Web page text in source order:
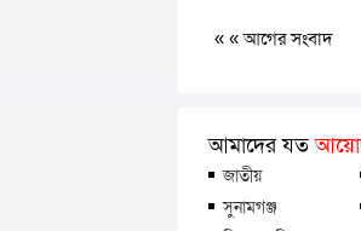
« «আগের সংবাদ
আমাদের যত
জাতীয়
সুনামগঞ্জ